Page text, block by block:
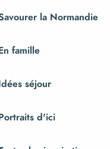
la Normandie
famille
séjour
d'ici